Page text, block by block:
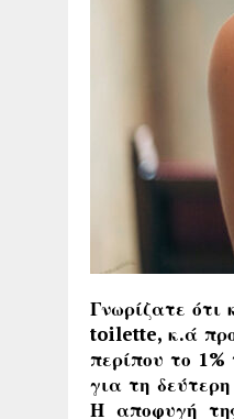
Γνωρίζατε
toilette, κ.ά
περίπου το
για τη
Η αποφυγή